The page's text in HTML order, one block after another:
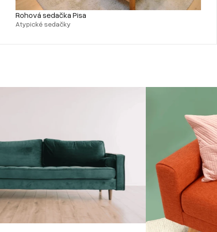
Rohová sedačka Pisa
Atypické sedačky